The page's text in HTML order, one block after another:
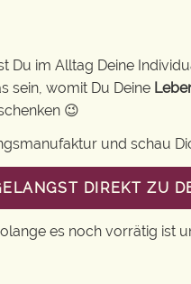
Du im Alltag Deine
sein, womit Du Deine
😉
und schau
DIREKT ZU
es noch vorrätig ist